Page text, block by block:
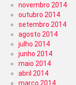
novembro 2014
outubro 2014
setembro 2014
agosto 2014
julho 2014
junho 2014
maio 2014
abril 2014
março 2014